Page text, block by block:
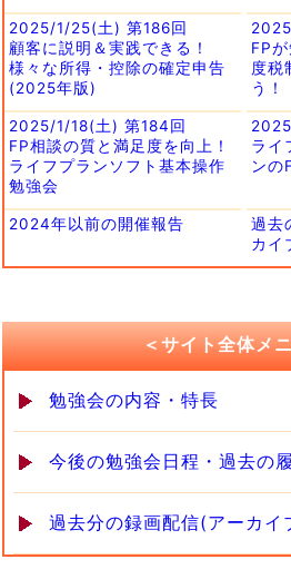
2025/1/25(土) 第186回
顧客に説明＆実践できる！
様々な所得・控除の確定申告
(2025年版)
FP
度税
う！
2025/1/18(土) 第184回
FP相談の質と満足度を向上！
ライフプランソフト基本操作
勉強会
ライ
ンの
2024年以前の開催報告
過去
カイ
＜サイト全体メ
勉強会の内容・特長
今後の勉強会日程・過去の
過去分の録画配信(アーカイ